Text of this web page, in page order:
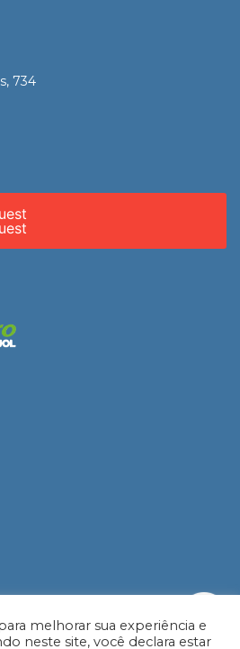
734
melhorar sua experiência e
neste site, você declara estar